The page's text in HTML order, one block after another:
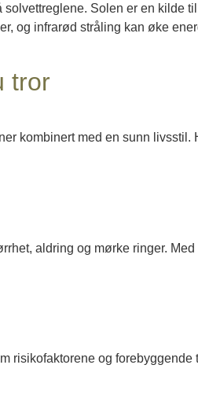
Solen er en kilde
og infrarød stråling kan øke
tror
kombinert med en sunn livsstil.
aldring og mørke ringer.
risikofaktorene og forebyggende